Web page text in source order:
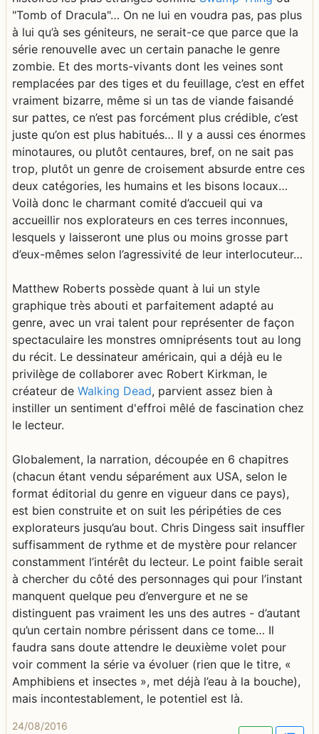
"Tomb of Dracula"… On ne lui en voudra pas, pas plus
à lui qu’à ses géniteurs, ne serait-ce que parce que la
série renouvelle avec un certain panache le genre
zombie. Et des morts-vivants dont les veines sont
remplacées par des tiges et du feuillage, c’est en effet
vraiment bizarre, même si un tas de viande faisandé
sur pattes, ce n’est pas forcément plus crédible, c’est
juste qu’on est plus habitués… Il y a aussi ces énormes
minotaures, ou plutôt centaures, bref, on ne sait pas
trop, plutôt un genre de croisement absurde entre ces
deux catégories, les humains et les bisons locaux…
Voilà donc le charmant comité d’accueil qui va
accueillir nos explorateurs en ces terres inconnues,
lesquels y laisseront une plus ou moins grosse part
d’eux-mêmes selon l’agressivité de leur interlocuteur…
Matthew Roberts possède quant à lui un style
graphique très abouti et parfaitement adapté au
genre, avec un vrai talent pour représenter de façon
spectaculaire les monstres omniprésents tout au long
du récit. Le dessinateur américain, qui a déjà eu le
privilège de collaborer avec Robert Kirkman, le
créateur de Walking Dead, parvient assez bien à
instiller un sentiment d'effroi mêlé de fascination chez
le lecteur.
Globalement, la narration, découpée en 6 chapitres
(chacun étant vendu séparément aux USA, selon le
format éditorial du genre en vigueur dans ce pays),
est bien construite et on suit les péripéties de ces
explorateurs jusqu’au bout. Chris Dingess sait insuffler
suffisamment de rythme et de mystère pour relancer
constamment l’intérêt du lecteur. Le point faible serait
à chercher du côté des personnages qui pour l’instant
manquent quelque peu d’envergure et ne se
distinguent pas vraiment les uns des autres - d’autant
qu’un certain nombre périssent dans ce tome… Il
faudra sans doute attendre le deuxième volet pour
voir comment la série va évoluer (rien que le titre, «
Amphibiens et insectes », met déjà l’eau à la bouche),
mais incontestablement, le potentiel est là.
24/08/2016